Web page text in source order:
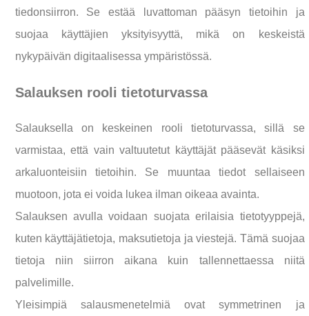
tiedonsiirron. Se estää luvattoman pääsyn tietoihin ja
suojaa käyttäjien yksityisyyttä, mikä on keskeistä
nykypäivän digitaalisessa ympäristössä.
Salauksen rooli tietoturvassa
Salauksella on keskeinen rooli tietoturvassa, sillä se
varmistaa, että vain valtuutetut käyttäjät pääsevät käsiksi
arkaluonteisiin tietoihin. Se muuntaa tiedot sellaiseen
muotoon, jota ei voida lukea ilman oikeaa avainta.
Salauksen avulla voidaan suojata erilaisia tietotyyppejä,
kuten käyttäjätietoja, maksutietoja ja viestejä. Tämä suojaa
tietoja niin siirron aikana kuin tallennettaessa niitä
palvelimille.
Yleisimpiä salausmenetelmiä ovat symmetrinen ja